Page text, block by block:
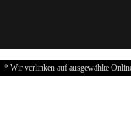
* Wir verlinken auf ausgewählte